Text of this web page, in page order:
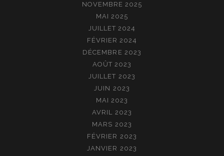
NOVEMBRE 2025
MAI 2025
JUILLET 2024
FÉVRIER 2024
DÉCEMBRE 2023
AOÛT 2023
JUILLET 2023
JUIN 2023
MAI 2023
AVRIL 2023
MARS 2023
FÉVRIER 2023
JANVIER 2023